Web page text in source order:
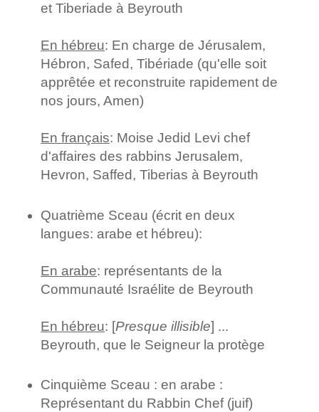
et Tiberiade à Beyrouth
En hébreu: En charge de Jérusalem,
Hébron, Safed, Tibériade (qu'elle soit
apprêtée et reconstruite rapidement de
nos jours, Amen)
En français: Moise Jedid Levi chef
d'affaires des rabbins Jerusalem,
Hevron, Saffed, Tiberias à Beyrouth
Quatrième Sceau (écrit en deux
langues: arabe et hébreu):
En arabe: représentants de la
Communauté Israélite de Beyrouth
En hébreu: [Presque illisible] ...
Beyrouth, que le Seigneur la protège
Cinquième Sceau : en arabe :
Représentant du Rabbin Chef (juif)